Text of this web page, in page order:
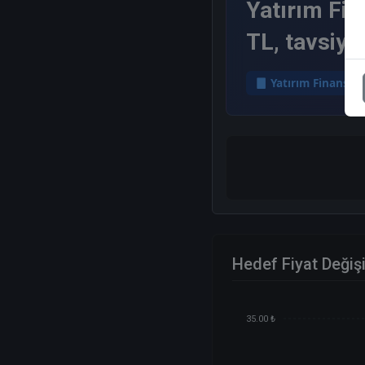
Yatırım
TL,
Yatırım Finansman
Hedef Fiyat
35.00 ₺